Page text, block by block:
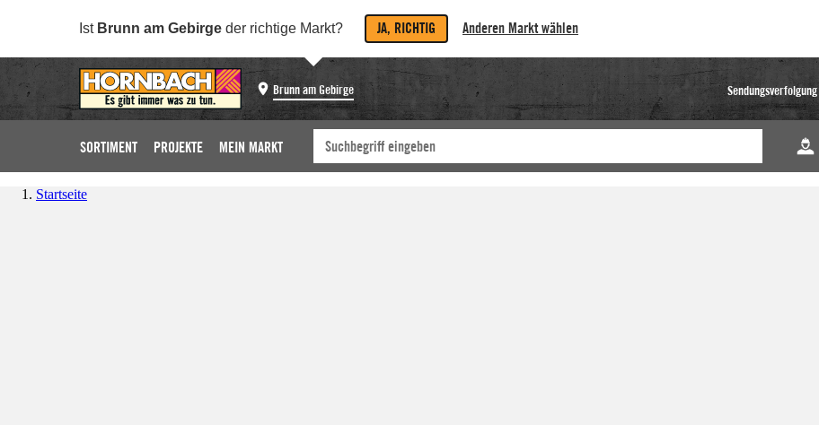
Ist Brunn am Gebirge der richtige Markt? JA, RICHTIG Anderen Markt wählen
Brunn am Gebirge Sendungsverfolgung
SORTIMENT PROJEKTE MEIN MARKT
Startseite